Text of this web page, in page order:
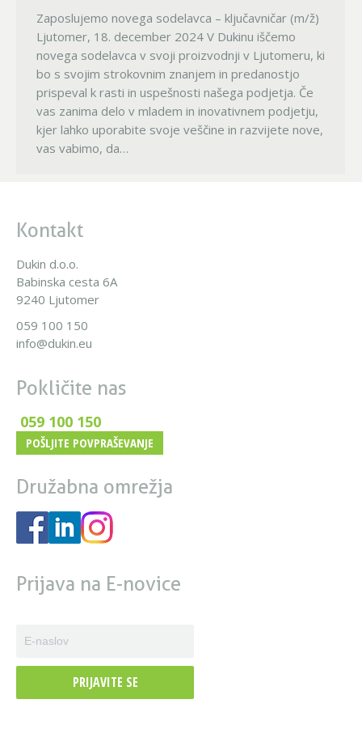
Zaposlujemo novega sodelavca – ključavničar (m/ž)
Ljutomer, 18. december 2024 V Dukinu iščemo
novega sodelavca v svoji proizvodnji v Ljutomeru, ki
bo s svojim strokovnim znanjem in predanostjo
prispeval k rasti in uspešnosti našega podjetja. Če
vas zanima delo v mladem in inovativnem podjetju,
kjer lahko uporabite svoje veščine in razvijete nove,
vas vabimo, da…
Kontakt
Dukin d.o.o.
Babinska cesta 6A
9240 Ljutomer
059 100 150
info@dukin.eu
Pokličite nas
059 100 150
POŠLJITE POVPRAŠEVANJE
Družabna omrežja
Prijava na E-novice
PRIJAVITE SE